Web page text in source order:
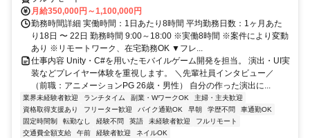
月給350,000円～1,100,000円
勤務時間詳細 実働時間：1日あたり8時間 平均勤務日数：1ヶ月あた
り18日 〜 22日 勤務時間 9:00～18:00 ※実働8時間 ※案件により変動
あり ※リモートワーク、在宅勤務OK ▼フレ...
仕事内容 Unity・C#を用いたモバイルゲーム開発を担当。 演出・UI実
装などプレイヤー体験を重視します。 ＼先輩社員インタビュー／
（前職：アニメーションPG 26歳・男性） 自分の作った演出に...
業界未経験者歓迎 ランチタイム 副業・WワークOK
主婦・主夫歓迎
資格取得支援あり
フリーター歓迎 バイク通勤OK 早朝 学歴不問
車通勤OK
固定時間制
転勤なし 経験不問 英語 未経験者歓迎
フルリモート
交通費全額支給
午前 経験者歓迎 ネイルOK